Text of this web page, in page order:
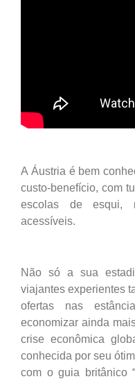
A Áustria é bem
custo-benefício, com
escolas de esqui,
acessíveis.
Não só a sua
viajantes experientes
ofertas nas
economizar ainda
crise econômica
conhecida por seu
com o guia britânico